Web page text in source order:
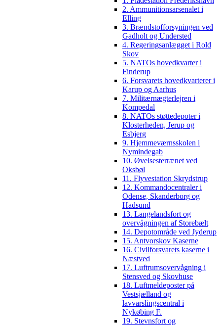
2. Ammunitionsarsenalet i
Elling
3. Brændstofforsyningen ved
Gadholt og Understed
4. Regeringsanlægget i Rold
Skov
5. NATOs hovedkvarter i
Finderup
6. Forsvarets hovedkvarterer i
Karup og Aarhus
7. Militærnægterlejren i
Kompedal
8. NATOs støttedepoter i
Klosterheden, Jerup og
Esbjerg
9. Hjemmeværnsskolen i
Nymindegab
10. Øvelsesterrænet ved
Oksbøl
11. Flyvestation Skrydstrup
12. Kommandocentraler i
Odense, Skanderborg og
Hadsund
13. Langelandsfort og
overvågningen af Storebælt
14. Depotområde ved Jyderup
15. Antvorskov Kaserne
16. Civilforsvarets kaserne i
Næstved
17. Luftrumsovervågning i
Stensved og Skovhuse
18. Luftmeldeposter på
Vestsjælland og
lavvarslingscentral i
Nykøbing F.
19. Stevnsfort og